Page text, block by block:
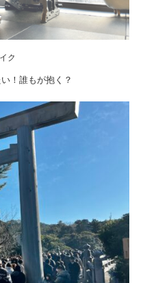
ク
！誰もが抱く？